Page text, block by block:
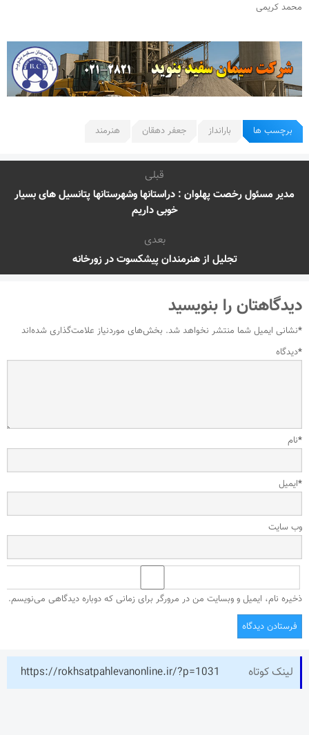
محمد کریمی
برچسب ها بارانداز جعفر دهقان هنرمند
قبلی
مدیر مسئول رخصت پهلوان : دراستانها وشهرستانها پتانسیل های بسیار
خوبی داریم
بعدی
تجلیل از هنرمندان پیشکسوت در زورخانه
دیدگاهتان را بنویسید
نشانی ایمیل شما منتشر نخواهد شد. بخش‌های موردنیاز علامت‌گذاری شده‌اند
*
دیدگاه*
نام*
ایمیل*
وب‌ سایت
ذخیره نام، ایمیل و وبسایت من در مرورگر برای زمانی که دوباره دیدگاهی می‌نویسم.
لینک کوتاه https://rokhsatpahlevanonline.ir/?p=1031